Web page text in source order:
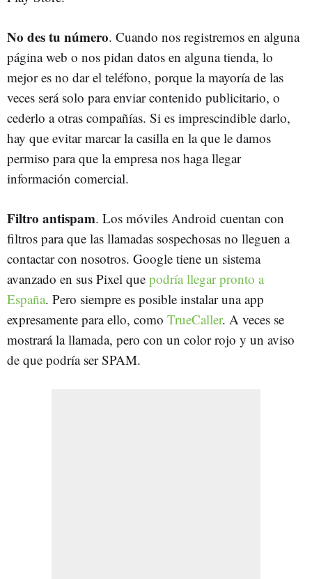
No des tu número. Cuando nos registremos en alguna
página web o nos pidan datos en alguna tienda, lo
mejor es no dar el teléfono, porque la mayoría de las
veces será solo para enviar contenido publicitario, o
cederlo a otras compañías. Si es imprescindible darlo,
hay que evitar marcar la casilla en la que le damos
permiso para que la empresa nos haga llegar
información comercial.
Filtro antispam. Los móviles Android cuentan con
filtros para que las llamadas sospechosas no lleguen a
contactar con nosotros. Google tiene un sistema
avanzado en sus Pixel que podría llegar pronto a
España. Pero siempre es posible instalar una app
expresamente para ello, como TrueCaller. A veces se
mostrará la llamada, pero con un color rojo y un aviso
de que podría ser SPAM.